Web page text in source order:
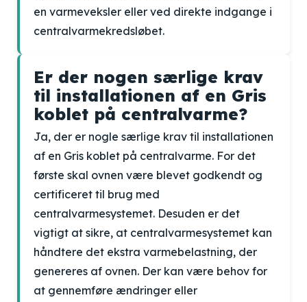
en varmeveksler eller ved direkte indgange i
centralvarmekredsløbet.
Er der nogen særlige krav
til installationen af en Gris
koblet på centralvarme?
Ja, der er nogle særlige krav til installationen
af en Gris koblet på centralvarme. For det
første skal ovnen være blevet godkendt og
certificeret til brug med
centralvarmesystemet. Desuden er det
vigtigt at sikre, at centralvarmesystemet kan
håndtere det ekstra varmebelastning, der
genereres af ovnen. Der kan være behov for
at gennemføre ændringer eller